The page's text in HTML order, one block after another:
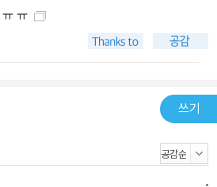
혼인법과 유언일 것이다. 일반시민법
행의 형식, 일부일처제, 비밀혼의 금지,
등은 모두 교회법의 영향을 그대로 수용
의 법률 개념을 통해 생각했을 뿐 아니라
·행정 용어로 말했다. “교회는 로마법으로
는 로마 제국의 지역 편제와 통치 체제를
통치하는 데도 로마법의 진정한 계승
ㅠ
쓰기